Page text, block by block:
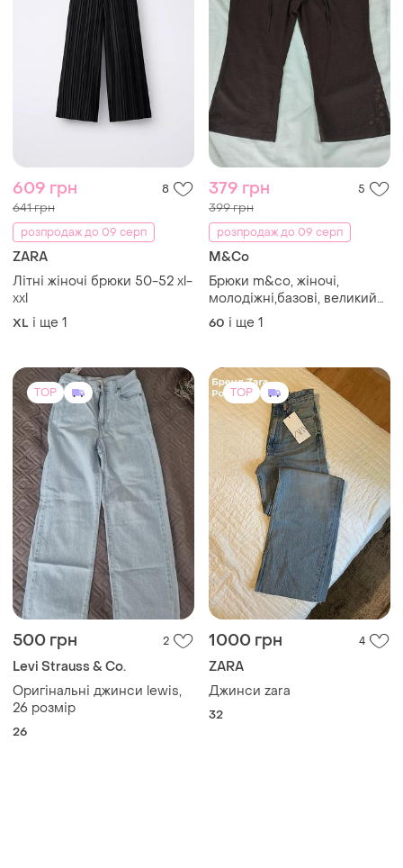
609 грн
розпродаж до 09 серп
Літні жіночі брюки 50-52 xl-
xxl
XL і ще
379 грн
399 грн
розпродаж до 09 серп
M&Co
Брюки m&co, жіночі,
молодіжні,базові, великий
розмір плюс- 60-62,
резинці, віскоза, льон, 🍫
шоколад.
60 і ще
TOP
500 грн 2
Levi Strauss & Co.
Оригінальні джинси lewis,
26 розмір
26
TOP
1000 грн 4
ZARA
Джинси zara
32